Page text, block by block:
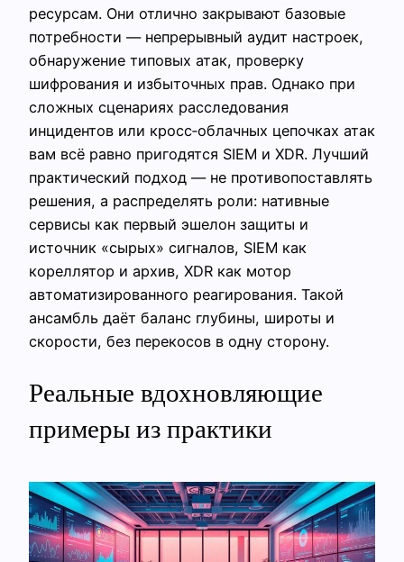
ресурсам. Они отлично закрывают базовые
потребности — непрерывный аудит настроек,
обнаружение типовых атак, проверку
шифрования и избыточных прав. Однако при
сложных сценариях расследования
инцидентов или кросс‑облачных цепочках атак
вам всё равно пригодятся SIEM и XDR. Лучший
практический подход — не противопоставлять
решения, а распределять роли: нативные
сервисы как первый эшелон защиты и
источник «сырых» сигналов, SIEM как
кореллятор и архив, XDR как мотор
автоматизированного реагирования. Такой
ансамбль даёт баланс глубины, широты и
скорости, без перекосов в одну сторону.
Реальные вдохновляющие
примеры из практики